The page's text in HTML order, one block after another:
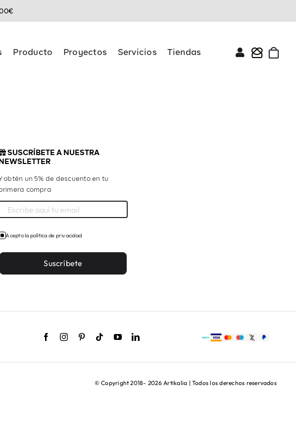
Producto Proyectos Servicios Tiendas
SUSCRÍBETE A NUESTRA
NEWSLETTER
obtén un 5% de descuento en tu
compra
Acepto la política de privacidad
Suscríbete
© Copyright 2018- 2026 Artikalia | Todos los derechos reservados